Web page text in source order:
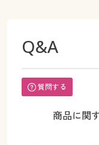
Q&A
質問する
商品に関